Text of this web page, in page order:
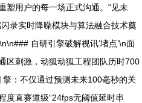
塑用户的每一场正式沟通。“见未
录实时降噪模块与算法融合技术奠
自研引擎破解视讯‘堵点’\n面
区刺激，动狐动狐工程团队历时700
：不仅通过预测未来100毫秒的关
度直赛道级“24fps无阈值延时串